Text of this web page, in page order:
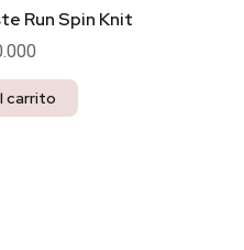
Run Spin Knit
carrito